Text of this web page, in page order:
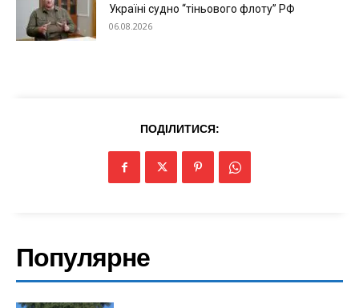
Україні судно “тіньового флоту” РФ
06.08.2026
ПОДІЛИТИСЯ:
Популярне